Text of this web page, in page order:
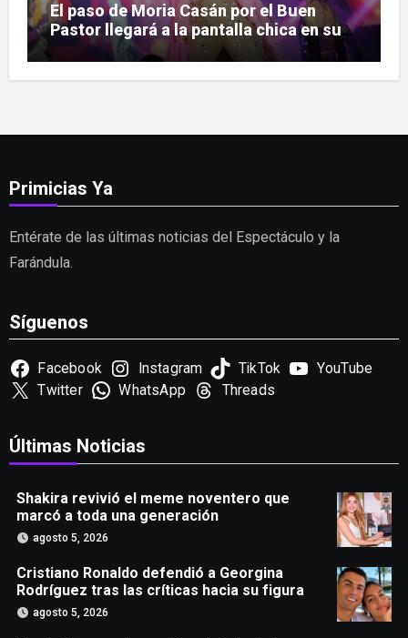
El paso de Moria Casán por el Buen
Pastor llegará a la pantalla chica en su
nueva serie documental
Primicias Ya
Entérate de las últimas noticias del Espectáculo y la
Farándula.
Síguenos
Facebook Instagram TikTok
YouTube
Twitter
WhatsApp Threads
Últimas Noticias
Shakira revivió el meme noventero que
marcó a toda una generación
agosto 5, 2026
Cristiano Ronaldo defendió a Georgina
Rodríguez tras las críticas hacia su figura
agosto 5, 2026